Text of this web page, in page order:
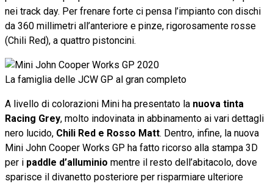
nei track day. Per frenare forte ci pensa l’impianto con dischi
da 360 millimetri all’anteriore e pinze, rigorosamente rosse
(Chili Red), a quattro pistoncini.
La famiglia delle JCW GP al gran completo
A livello di colorazioni Mini ha presentato la nuova tinta
Racing Grey, molto indovinata in abbinamento ai vari dettagli
nero lucido, Chili Red e Rosso Matt. Dentro, infine, la nuova
Mini John Cooper Works GP ha fatto ricorso alla stampa 3D
per i paddle d’alluminio mentre il resto dell’abitacolo, dove
sparisce il divanetto posteriore per risparmiare ulteriore